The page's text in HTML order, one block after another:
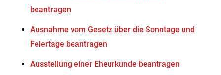
beantragen
Ausnahme vom Gesetz über die Sonntage und
Feiertage beantragen
Ausstellung einer Eheurkunde beantragen